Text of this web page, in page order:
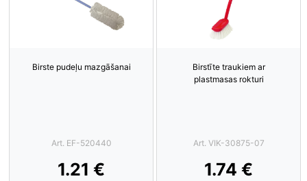
Birste pudeļu mazgāšanai
Art. EF-520440
1.21 €
Birstīte traukiem ar
plastmasas rokturi
Art. VIK-30875-07
1.74 €